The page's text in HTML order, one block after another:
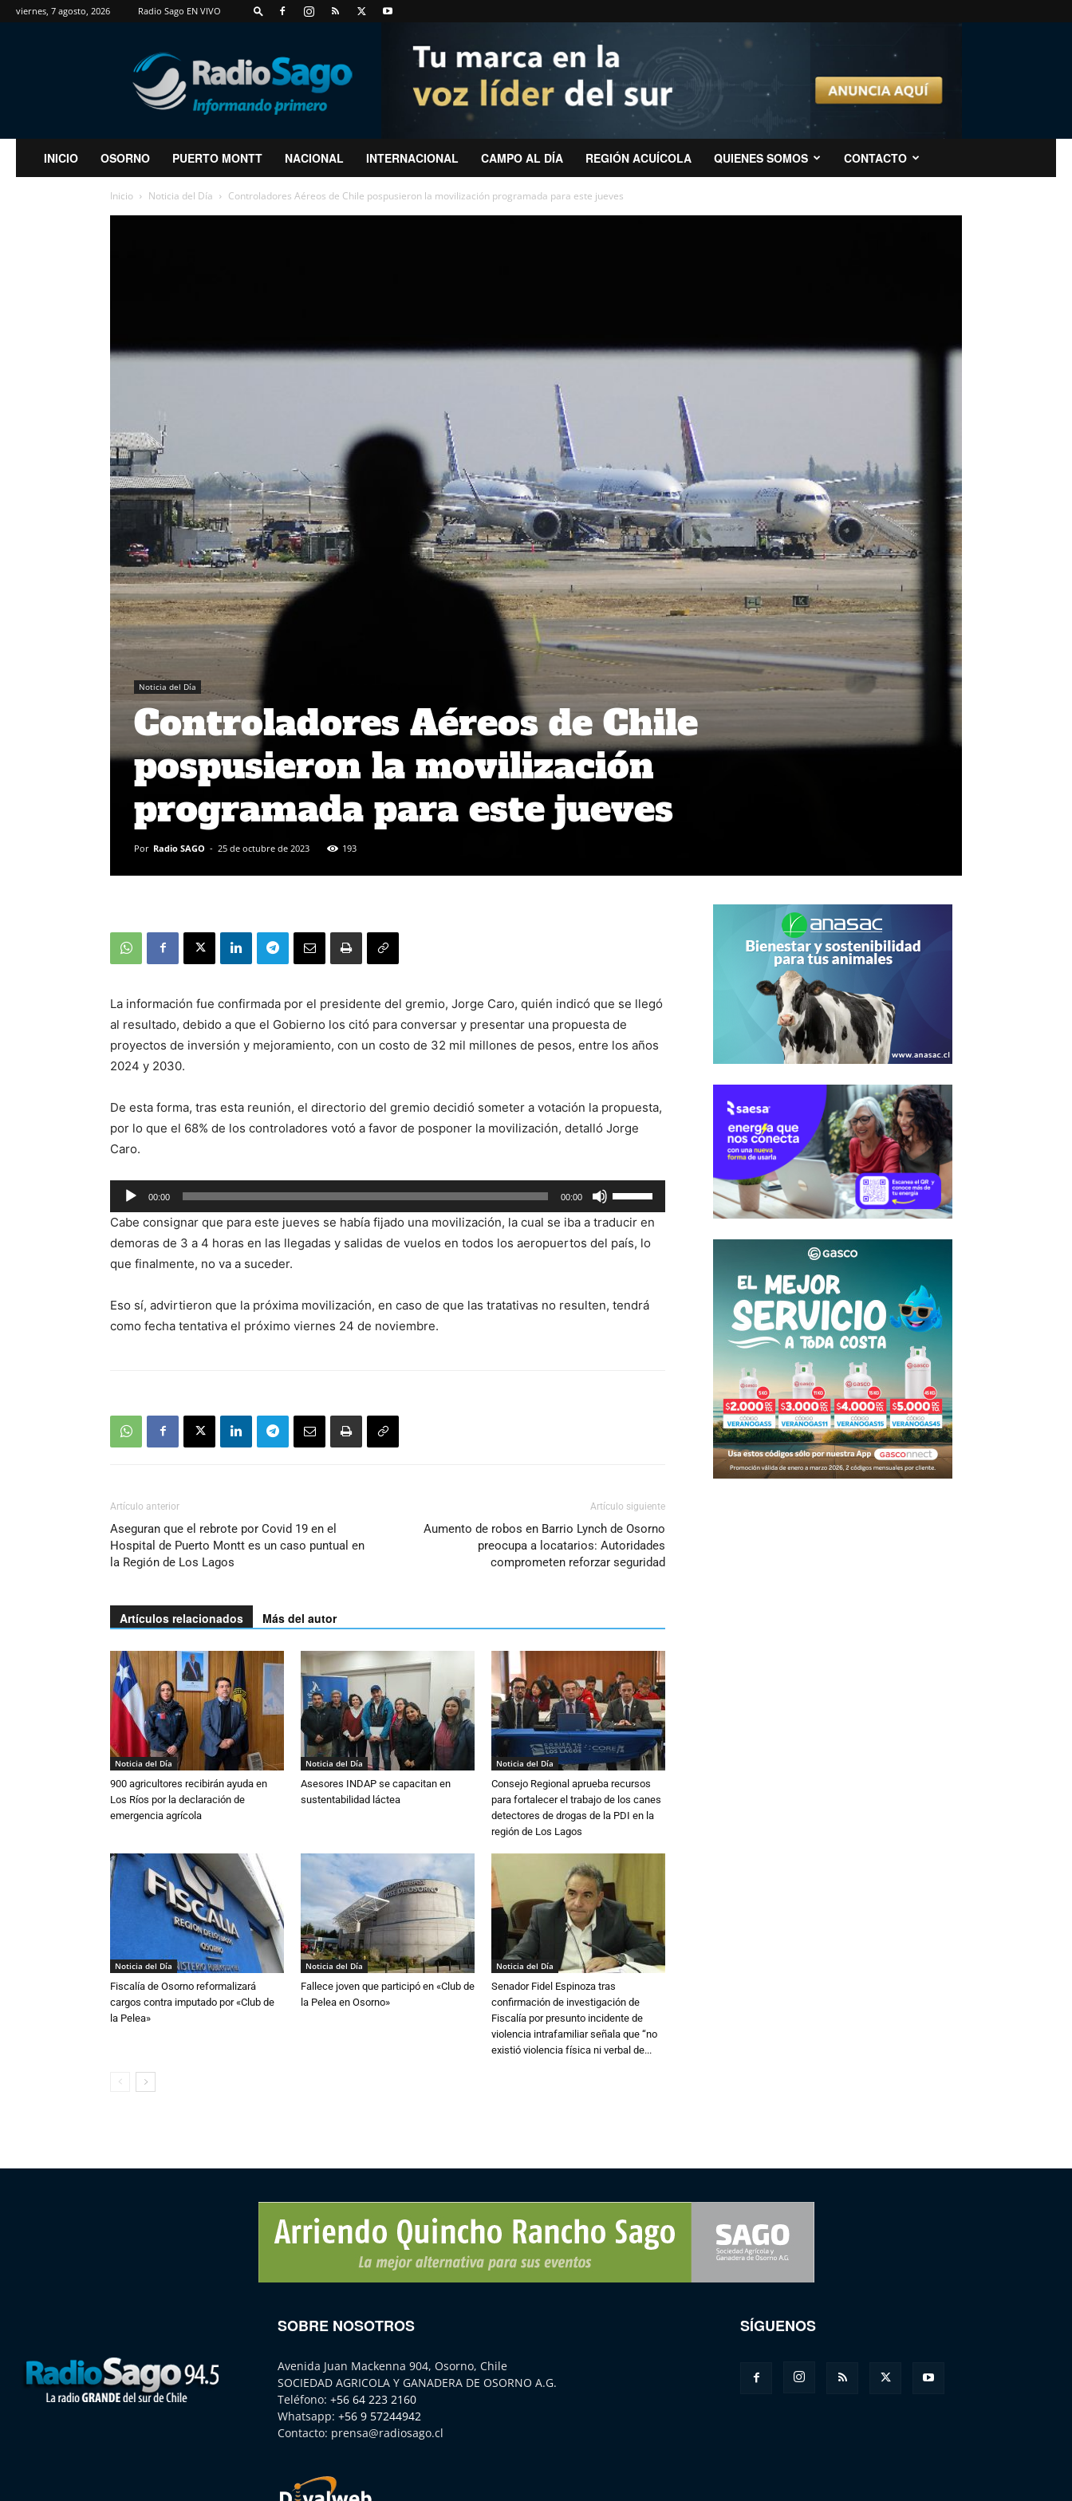
viernes, 7 agosto, 2026 Radio Sago EN VIVO
RadioSago
INICIO OSORNO PUERTO MONTT NACIONAL INTERNACIONAL CAMPO AL DÍA REGIÓN ACUÍCOLA QUIENES SOMOS CONTACTO
Inicio Noticia del Día Controladores Aéreos de Chile pospusieron la movilización programada para este jueves
Noticia del Día
Controladores Aéreos de Chile
pospusieron la movilización
programada para este jueves
Por Radio SAGO - 25 de octubre de 2023 193
La información fue confirmada por el presidente del gremio, Jorge Caro, quién indicó que se llegó
al resultado, debido a que el Gobierno los citó para conversar y presentar una propuesta de
proyectos de inversión y mejoramiento, con un costo de 32 mil millones de pesos, entre los años
2024 y 2030.
De esta forma, tras esta reunión, el directorio del gremio decidió someter a votación la propuesta,
por lo que el 68% de los controladores votó a favor de posponer la movilización, detalló Jorge
Caro.
Reproductor
de
audio
00:00 00:00
las
teclas
de
para
Cabe consignar que para este jueves se había fijado una movilización, la cual se iba a traducir en
demoras de 3 a 4 horas en las llegadas y salidas de vuelos en todos los aeropuertos del país, lo
que finalmente, no va a suceder.
Eso sí, advirtieron que la próxima movilización, en caso de que las tratativas no resulten, tendrá
como fecha tentativa el próximo viernes 24 de noviembre.
Artículo anterior
Aseguran que el rebrote por Covid 19 en el
Hospital de Puerto Montt es un caso puntual en
la Región de Los Lagos
Artículo siguiente
Aumento de robos en Barrio Lynch de Osorno
preocupa a locatarios: Autoridades
comprometen reforzar seguridad
Artículos relacionados Más del autor
Noticia del Día
900 agricultores recibirán ayuda en
Los Ríos por la declaración de
emergencia agrícola
Noticia del Día
Asesores INDAP se capacitan en
sustentabilidad láctea
Noticia del Día
Consejo Regional aprueba recursos
para fortalecer el trabajo de los canes
detectores de drogas de la PDI en la
región de Los Lagos
Noticia del Día
Fiscalía de Osorno reformalizará
cargos contra imputado por «Club de
la Pelea»
Noticia del Día
Fallece joven que participó en «Club de
la Pelea en Osorno»
Noticia del Día
Senador Fidel Espinoza tras
confirmación de investigación de
Fiscalía por presunto incidente de
violencia intrafamiliar señala que “no
existió violencia física ni verbal de...
SOBRE NOSOTROS
Avenida Juan Mackenna 904, Osorno, Chile
SOCIEDAD AGRICOLA Y GANADERA DE OSORNO A.G.
Teléfono: +56 64 223 2160
Whatsapp: +56 9 57244942
Contacto: prensa@radiosago.cl
SÍGUENOS